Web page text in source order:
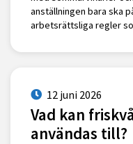
anställningen bara ska
arbetsrättsliga regler
12 juni 2026
Vad kan
användas till?